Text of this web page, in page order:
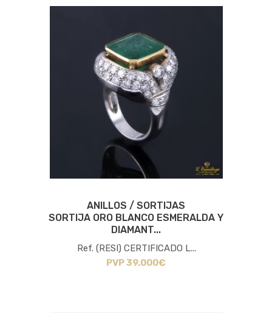
ANILLOS / SORTIJAS
SORTIJA ORO BLANCO ESMERALDA Y
DIAMANT...
Ref. (RESI) CERTIFICADO L...
PVP 39.000€